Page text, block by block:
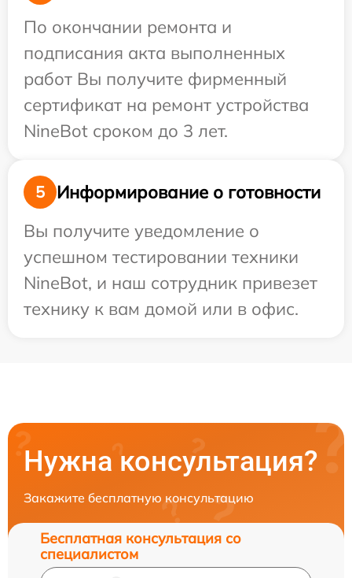
По окончании ремонта и
подписания акта выполненных
работ Вы получите фирменный
сертификат на ремонт устройства
NineBot сроком до 3 лет.
5
Информирование о готовности
Вы получите уведомление о
успешном тестировании техники
NineBot, и наш сотрудник привезет
технику к вам домой или в офис.
Нужна консультация?
Закажите бесплатную консультацию
Бесплатная консультация со
специалистом